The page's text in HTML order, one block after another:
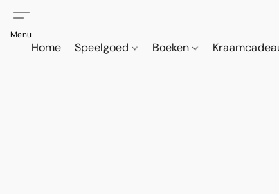
Home Speelgoed Boeken